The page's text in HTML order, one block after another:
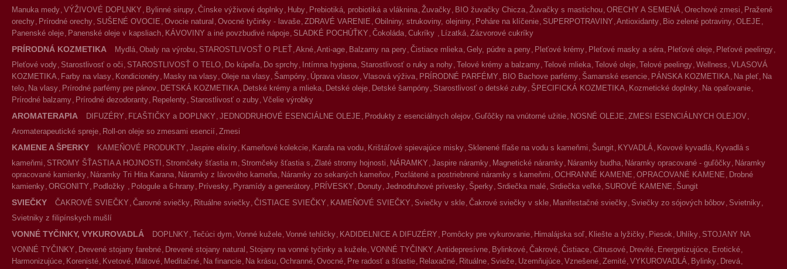
Manuka medy VÝŽIVOVÉ DOPLNKY Bylinné sirupy Čínske výživové doplnky Huby Prebiotiká, probiotiká a vláknina Žuvačky BIO žuvačky Chicza Žuvačky s mastichou ORECHY A SEMENÁ Orechové zmesi
Pražené
orechy Prírodné orechy SUŠENÉ OVOCIE Ovocie natural Ovocné tyčinky - lavaše ZDRAVÉ VARENIE Obilniny, strukoviny, olejniny Poháre na klíčenie SUPERPOTRAVINY Antioxidanty Bio zelené potraviny OLEJE
Panenské oleje Panenské oleje v kapsliach KÁVOVINY a iné povzbudivé nápoje SLADKÉ POCHÚŤKY Čokoláda Cukríky Lízatká Zázvorové cukríky
PRÍRODNÁ KOZMETIKA Mydlá Obaly na výrobu STAROSTLIVOSŤ O PLEŤ Akné Anti-age Balzamy na pery Čistiace mlieka Gely, púdre a peny Pleťové krémy Pleťové masky a séra Pleťové oleje Pleťové peelingy
Pleťové vody Starostlivosť o oči STAROSTLIVOSŤ O TELO Do kúpeľa Do sprchy Intímna hygiena Starostlivosť o ruky a nohy Telové krémy a balzamy Telové mlieka Telové oleje Telové peelingy Wellness VLASOVÁ
KOZMETIKA Farby na vlasy Kondicionéry Masky na vlasy Oleje na vlasy Šampóny Úprava vlasov Vlasová výživa PRÍRODNÉ PARFÉMY BIO Bachove parfémy Šamanské esencie PÁNSKA KOZMETIKA Na pleť Na
telo Na vlasy Prírodné parfémy pre pánov DETSKÁ KOZMETIKA Detské krémy a mlieka Detské oleje Detské šampóny Starostlivosť o detské zuby ŠPECIFICKÁ KOZMETIKA Kozmetické doplnky Na opaľovanie
Prírodné balzamy Prírodné dezodoranty Repelenty Starostlivosť o zuby Včelie výrobky
AROMATERAPIA DIFUZÉRY FĽAŠTIČKY a DOPLNKY JEDNODRUHOVÉ ESENCIÁLNE OLEJE Produkty z esenciálnych olejov Guľôčky na vnútorné užitie NOSNÉ OLEJE ZMESI ESENCIÁLNYCH OLEJOV
Aromaterapeutické spreje Roll-on oleje so zmesami esencií Zmesi
KAMENE A ŠPERKY KAMEŇOVÉ PRODUKTY Jaspire elixíry Kameňové kolekcie Karafa na vodu Krištáľové spievajúce misky Sklenené fľaše na vodu s kameňmi Šungit KYVADLÁ Kovové kyvadlá Kyvadlá s
kameňmi STROMY ŠŤASTIA A HOJNOSTI Stromčeky šťastia m Stromčeky šťastia s Zlaté stromy hojnosti NÁRAMKY Jaspire náramky Magnetické náramky Náramky budha Náramky opracované - guľôčky Náramky
opracované kamienky Náramky Tri Hita Karana Náramky z lávového kameňa Náramky zo sekaných kameňov Pozlátené a postriebrené náramky s kameňmi OCHRANNÉ KAMENE OPRACOVANÉ KAMENE
Drobné
kamienky ORGONITY Podložky Pologule a 6-hrany Prívesky Pyramídy a generátory PRÍVESKY Donuty Jednodruhové prívesky Šperky Srdiečka malé Srdiečka veľké SUROVÉ KAMENE Šungit
SVIEČKY ČAKROVÉ SVIEČKY Čarovné sviečky Rituálne sviečky ČISTIACE SVIEČKY KAMEŇOVÉ SVIEČKY Sviečky v skle Čakrové sviečky v skle Manifestačné sviečky Sviečky zo sójových bôbov Svietniky
Svietniky z filipínskych mušlí
VONNÉ TYČINKY, VYKUROVADLÁ DOPLNKY Tečúci dym Vonné kužele Vonné tehličky KADIDELNICE A DIFUZÉRY Pomôcky pre vykurovanie Himalájska soľ Kliešte a lyžičky Piesok Uhlíky STOJANY NA
VONNÉ TYČINKY
Drevené stojany farebné Drevené stojany natural Stojany na vonné tyčinky a kužele VONNÉ TYČINKY Antidepresívne Bylinkové Čakrové Čistiace Citrusové Drevité Energetizujúce Erotické
Harmonizujúce Korenisté Kvetové Mätové Meditačné Na financie Na krásu Ochranné Ovocné Pre radosť a šťastie Relaxačné Rituálne Svieže Uzemňujúce Vznešené Zemité VYKUROVADLÁ Bylinky Drevá